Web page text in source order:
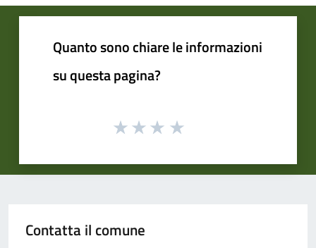
Quanto sono chiare le informazioni
su questa pagina?
Contatta il comune